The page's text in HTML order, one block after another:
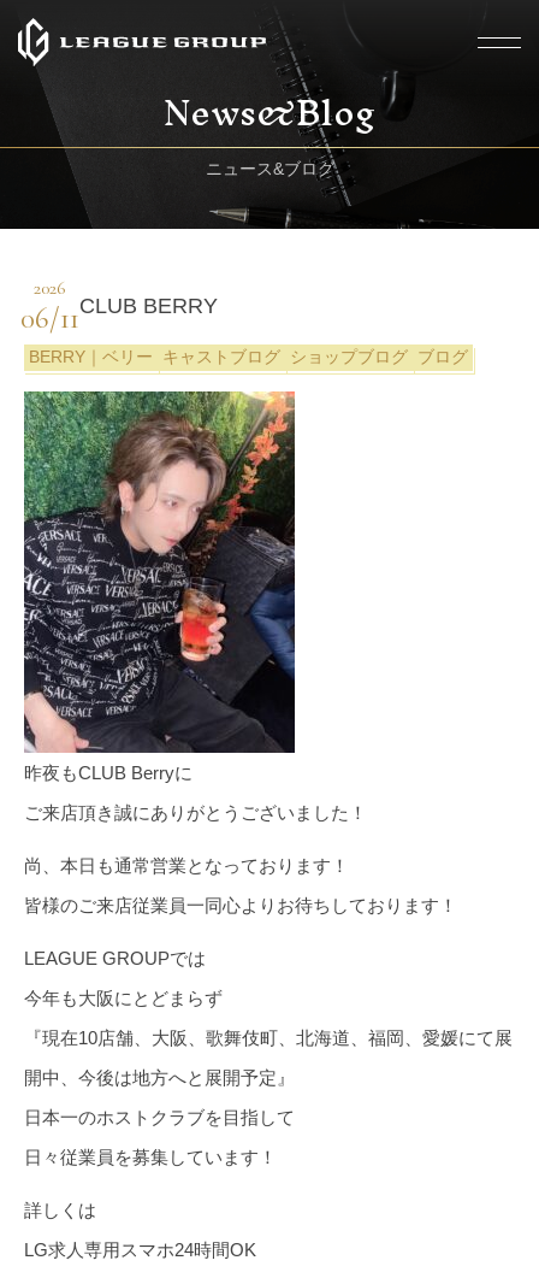
News&Blog
ニュース&ブログ
2026
06/11CLUB BERRY
BERRY｜ベリー キャストブログ ショップブログ ブログ
昨夜もCLUB Berryに
ご来店頂き誠にありがとうございました！
尚、本日も通常営業となっております！
皆様のご来店従業員一同心よりお待ちしております！
LEAGUE GROUPでは
今年も大阪にとどまらず
『現在10店舗、大阪、歌舞伎町、北海道、福岡、愛媛にて展
開中、今後は地方へと展開予定』
日本一のホストクラブを目指して
日々従業員を募集しています！
詳しくは
LG求人専用スマホ24時間OK